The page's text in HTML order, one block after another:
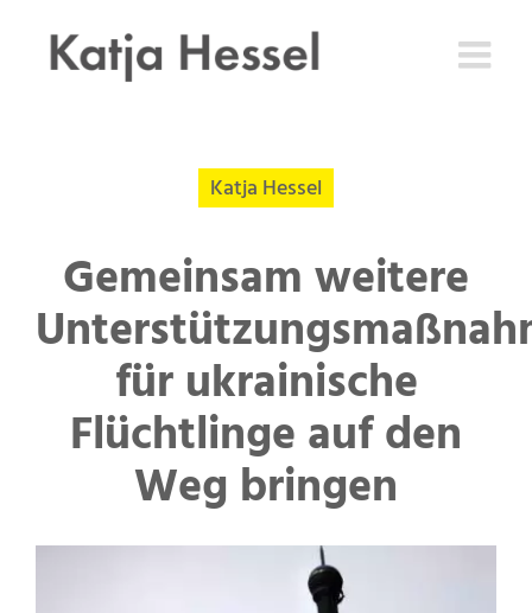
springen
Katja Hessel
Gemeinsam weitere
für ukrainische
Flüchtlinge auf den
Weg bringen